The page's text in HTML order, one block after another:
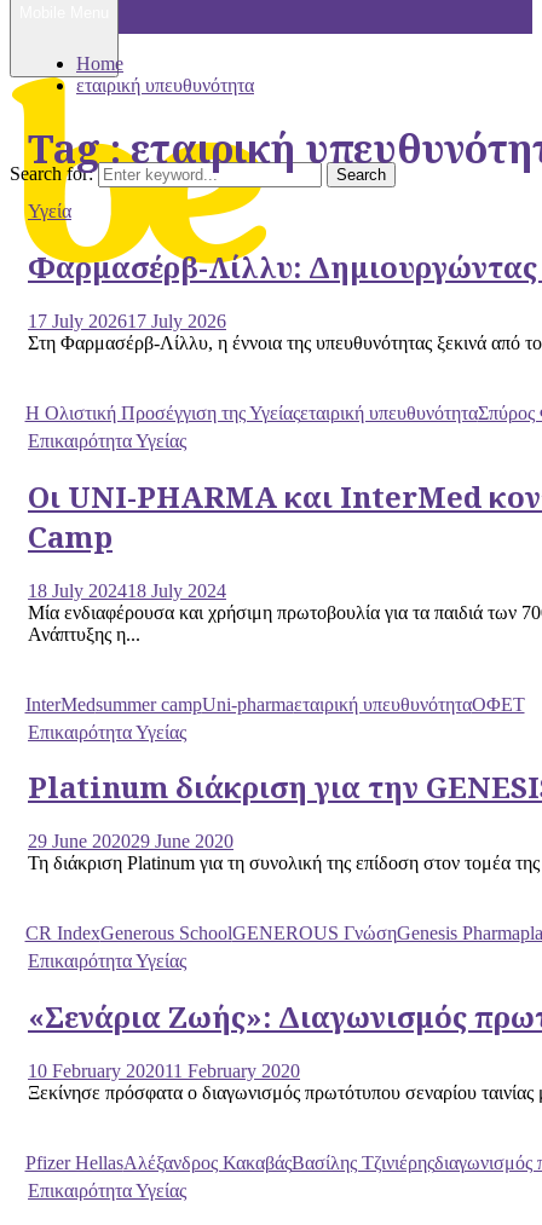
Search for: Search
Home
εταιρική υπευθυνότητα
Tag : εταιρική
Υγεία
Φαρμασέρβ-Λίλλυ: Δημιουργώντας
17 July 202617 July 2026
Στη Φαρμασέρβ-Λίλλυ, η έννοια της υπευθυνότητας ξεκινά από
H Ολιστική Προσέγγιση της Υγείαςεταιρική υπευθυνότηταΣπύρος
Επικαιρότητα Υγείας
Οι UNI-PHARMA και InterMed
Camp
18 July 202418 July 2024
Μία ενδιαφέρουσα και χρήσιμη πρωτοβουλία για τα παιδιά των
Ανάπτυξης η...
InterMedsummer campUni-pharmaεταιρική υπευθυνότηταΟΦΕΤ
Επικαιρότητα Υγείας
Platinum διάκριση για την
29 June 202029 June 2020
Τη διάκριση Platinum για τη συνολική της επίδοση στον τομέα
CR IndexGenerous SchoolGENEROUS ΓνώσηGenesis Pharma
Επικαιρότητα Υγείας
«Σενάρια Ζωής»: Διαγωνισμός
10 February 202011 February 2020
Ξεκίνησε πρόσφατα ο διαγωνισμός πρωτότυπου σεναρίου
Pfizer HellasΑλέξανδρος ΚακαβάςΒασίλης Τζινιέρηςδιαγωνισμός
Επικαιρότητα Υγείας